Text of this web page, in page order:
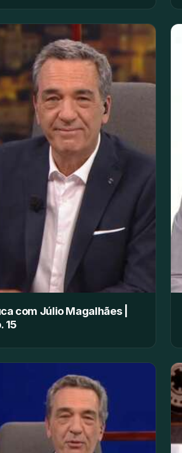
com Júlio Magalhães |
15